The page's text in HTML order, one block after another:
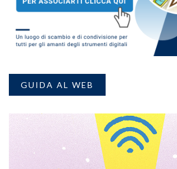
GUIDA AL WEB